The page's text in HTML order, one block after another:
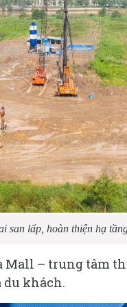
lấp, hoàn thiện hạ
– trung tâm
khách.